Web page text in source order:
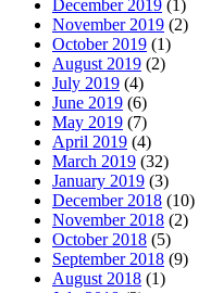
December 2019 (1)
November 2019 (2)
October 2019 (1)
August 2019 (2)
July 2019 (4)
June 2019 (6)
May 2019 (7)
April 2019 (4)
March 2019 (32)
January 2019 (3)
December 2018 (10)
November 2018 (2)
October 2018 (5)
September 2018 (9)
August 2018 (1)